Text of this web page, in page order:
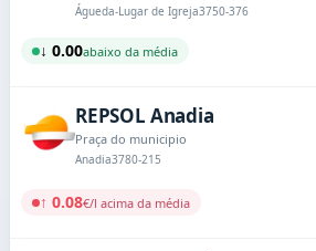
Águeda-Lugar de Igreja3750-376
↓ 0.00abaixo da média
REPSOL Anadia
Praça do municipio
Anadia3780-215
↑ 0.08€/l acima da média